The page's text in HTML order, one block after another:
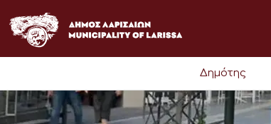
στο
περιεχόμενο
Δημότης